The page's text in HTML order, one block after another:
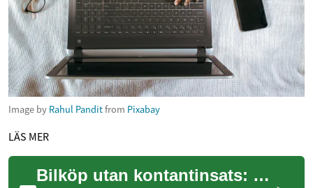
Image by Rahul Panditfrom Pixabay
LÄS MER
Bilköp utan kontantinsats: Möjligheter och råd